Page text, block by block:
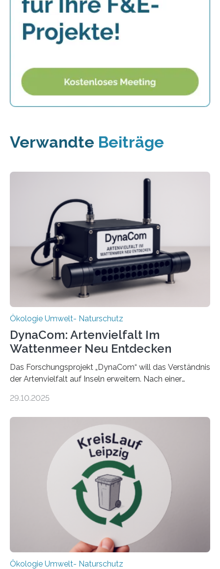
Verwandte Beiträge
Ökologie Umwelt- Naturschutz
DynaCom: Artenvielfalt Im
Wattenmeer Neu Entdecken
Das Forschungsprojekt „DynaCom“ will das Verständnis
der Artenvielfalt auf Inseln erweitern. Nach einer
Beobachtungen im Wattenmeer ist nun eine große
Oldenburg befassen sich insbesondere damit, wie ein
Ökosystem gedeiht – und wie sich dieser Prozess
verlässlich prognostizieren lässt. Grünes Licht für
„DynaCom“: Die Deutsche Forschungsgemeinschaft
(DFG) fördert das Anfang 2019 gestartete
Forschungsprojekt an der Universität Oldenburg für
zwei weitere Jahre mit rund 1,2 Millionen Euro. „Wir
freuen uns sehr über…
29.10.2025
Ökologie Umwelt- Naturschutz